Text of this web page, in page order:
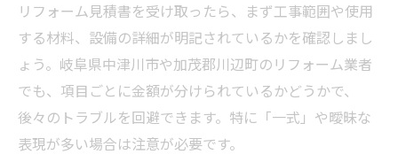
リフォーム見積書を受け取ったら、まず工事範囲や使用
する材料、設備の詳細が明記されているかを確認しまし
ょう。岐阜県中津川市や加茂郡川辺町のリフォーム業者
でも、項目ごとに金額が分けられているかどうかで、
後々のトラブルを回避できます。特に「一式」や曖昧な
表現が多い場合は注意が必要です。